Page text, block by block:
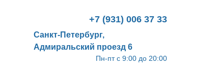
+7 (931) 006 37 33
Санкт-Петербург,
Адмиральский проезд 6
Пн-пт с 9:00 до 20:00